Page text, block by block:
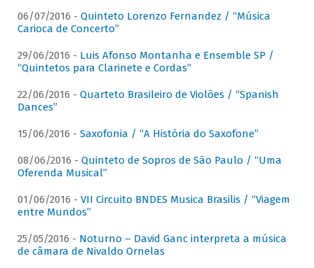
06/07/2016 - Quinteto Lorenzo Fernandez / “Música
Carioca de Concerto”
29/06/2016 - Luis Afonso Montanha e Ensemble SP /
“Quintetos para Clarinete e Cordas”
22/06/2016 - Quarteto Brasileiro de Violões / “Spanish
Dances”
15/06/2016 - Saxofonia / “A História do Saxofone”
08/06/2016 - Quinteto de Sopros de São Paulo / “Uma
Oferenda Musical”
01/06/2016 - VII Circuito BNDES Musica Brasilis / “Viagem
entre Mundos”
25/05/2016 - Noturno – David Ganc interpreta a música
de câmara de Nivaldo Ornelas